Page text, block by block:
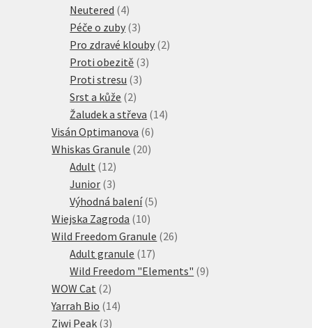
produktů
Neutered 44
produkty
Péče o zuby 33
produkty
Pro zdravé klouby 22
Proti obezitě 33
Proti stresu 33
Srst a kůže 22
produkty
Žaludek a střeva 1414
Visán Optimanova 66
produktů
Whiskas Granule 2020
Adult 1212
produktů
Junior 33
produkty
Výhodná balení 55
Wiejska Zagroda 1010
produktů
Wild Freedom Granule 2626
Adult granule 1717
produktů
Wild Freedom "Elements" 99
WOW Cat 22
produkty
Yarrah Bio 1414
Ziwi Peak 33